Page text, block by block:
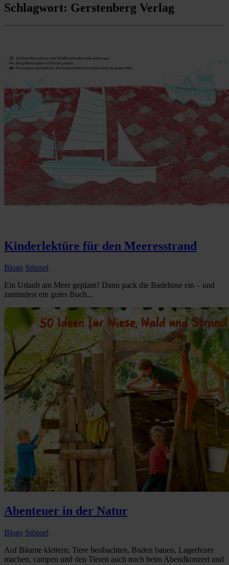
Schlagwort: Gerstenberg Verlag
Kinderlektüre für den Meeresstrand
Blogs Stöpsel
Ein Urlaub am Meer geplant? Dann pack die Badehose ein – und
zumindest ein gutes Buch...
Abenteuer in der Natur
Blogs Stöpsel
Auf Bäume klettern, Tiere beobachten, Buden bauen, Lagerfeuer
machen, campen und den Tieren auch noch beim Abendkonzert und